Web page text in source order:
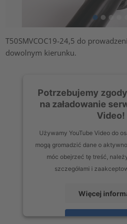
T50SMVCOC19-24,5 do
dowolnym kierunku.
Potrzebujemy
na załadowanie
Video!
Używamy YouTube Video do
mogą gromadzić dane o
móc obejrzeć tę treść,
szczegółami i
Więcej
Zaakceptuj